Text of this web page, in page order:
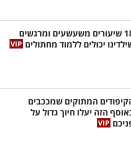
18 שיעורים משעשעים ומרגשים
יכולים ללמוד מחתולים
המתוקים שמככבים
הזה יעלו חיוך גדול על